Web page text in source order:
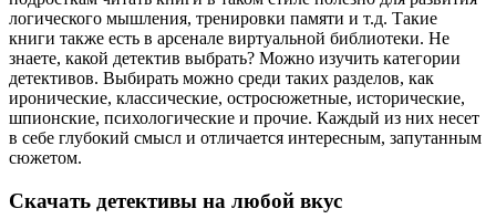
логического мышления, тренировки памяти и т.д. Такие
книги также есть в арсенале виртуальной библиотеки. Не
знаете, какой детектив выбрать? Можно изучить категории
детективов. Выбирать можно среди таких разделов, как
иронические, классические, остросюжетные, исторические,
шпионские, психологические и прочие. Каждый из них несет
в себе глубокий смысл и отличается интересным, запутанным
сюжетом.
Скачать детективы на любой вкус